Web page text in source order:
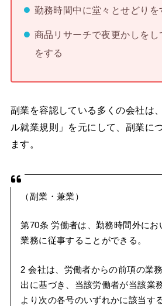
勤務時間中に堂々とせどりを
商品リサーチで夜更かしをし
をする
副業を容認している多くの会社は
ル就業規則」を元にして、副業に
ます。
（副業・兼業）
第70条 労働者は、勤務時間外に
業務に従事することができる。
2 会社は、労働者からの前項の業
出に基づき、当該労働者が当該業
より次の各号のいずれかに該当す